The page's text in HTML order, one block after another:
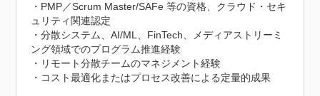
・PMP／Scrum Master/SAFe 等の資格、クラウド・セキ
ュリティ関連認定
・分散システム、AI/ML、FinTech、メディアストリーミ
ング領域でのプログラム推進経験
・リモート分散チームのマネジメント経験
・コスト最適化またはプロセス改善による定量的成果